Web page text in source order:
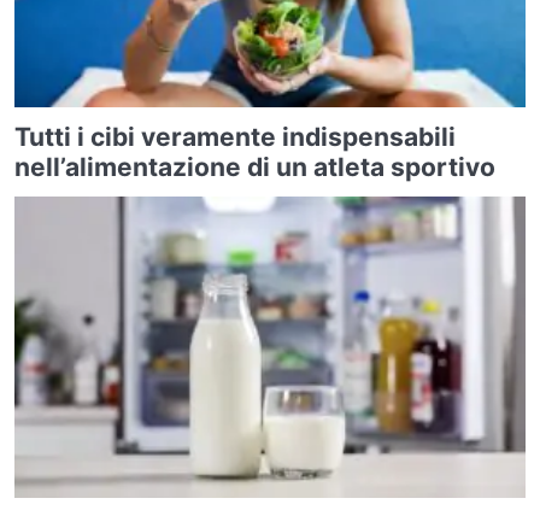
Tutti i cibi veramente indispensabili
nell’alimentazione di un atleta sportivo